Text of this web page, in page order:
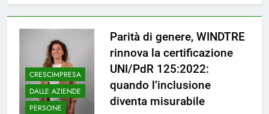
CRESCIMPRESA
DALLE AZIENDE
PERSONE
Parità di genere, WINDTRE
rinnova la certificazione
UNI/PdR 125:2022:
quando l’inclusione
diventa misurabile